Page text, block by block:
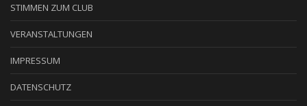
STIMMEN ZUM CLUB
VERANSTALTUNGEN
IMPRESSUM
DATENSCHUTZ